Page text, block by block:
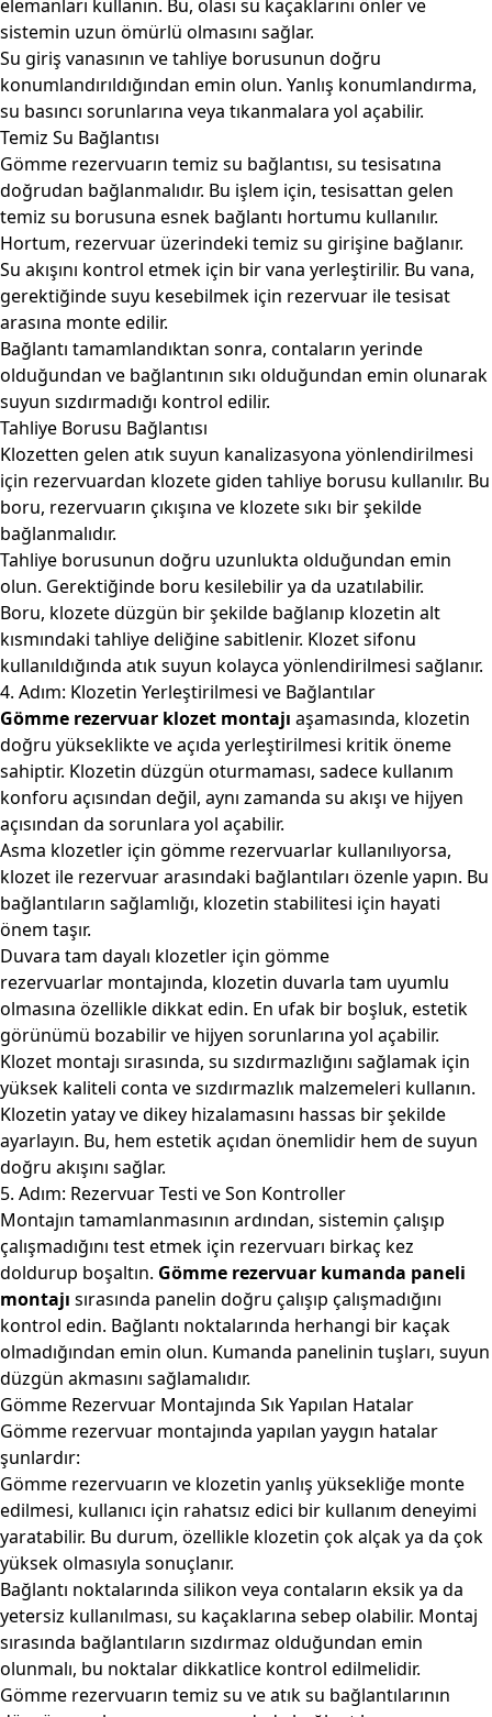
elemanları kullanın. Bu, olası su kaçaklarını önler ve
sistemin uzun ömürlü olmasını sağlar.
Su giriş vanasının ve tahliye borusunun doğru
konumlandırıldığından emin olun. Yanlış konumlandırma,
su basıncı sorunlarına veya tıkanmalara yol açabilir.
Temiz Su Bağlantısı
Gömme rezervuarın temiz su bağlantısı, su tesisatına
doğrudan bağlanmalıdır. Bu işlem için, tesisattan gelen
temiz su borusuna esnek bağlantı hortumu kullanılır.
Hortum, rezervuar üzerindeki temiz su girişine bağlanır.
Su akışını kontrol etmek için bir vana yerleştirilir. Bu vana,
gerektiğinde suyu kesebilmek için rezervuar ile tesisat
arasına monte edilir.
Bağlantı tamamlandıktan sonra, contaların yerinde
olduğundan ve bağlantının sıkı olduğundan emin olunarak
suyun sızdırmadığı kontrol edilir.
Tahliye Borusu Bağlantısı
Klozetten gelen atık suyun kanalizasyona yönlendirilmesi
için rezervuardan klozete giden tahliye borusu kullanılır. Bu
boru, rezervuarın çıkışına ve klozete sıkı bir şekilde
bağlanmalıdır.
Tahliye borusunun doğru uzunlukta olduğundan emin
olun. Gerektiğinde boru kesilebilir ya da uzatılabilir.
Boru, klozete düzgün bir şekilde bağlanıp klozetin alt
kısmındaki tahliye deliğine sabitlenir. Klozet sifonu
kullanıldığında atık suyun kolayca yönlendirilmesi sağlanır.
4. Adım: Klozetin Yerleştirilmesi ve Bağlantılar
Gömme rezervuar klozet montajı aşamasında, klozetin
doğru yükseklikte ve açıda yerleştirilmesi kritik öneme
sahiptir. Klozetin düzgün oturmaması, sadece kullanım
konforu açısından değil, aynı zamanda su akışı ve hijyen
açısından da sorunlara yol açabilir.
Asma klozetler için gömme rezervuarlar kullanılıyorsa,
klozet ile rezervuar arasındaki bağlantıları özenle yapın. Bu
bağlantıların sağlamlığı, klozetin stabilitesi için hayati
önem taşır.
Duvara tam dayalı klozetler için gömme
rezervuarlar montajında, klozetin duvarla tam uyumlu
olmasına özellikle dikkat edin. En ufak bir boşluk, estetik
görünümü bozabilir ve hijyen sorunlarına yol açabilir.
Klozet montajı sırasında, su sızdırmazlığını sağlamak için
yüksek kaliteli conta ve sızdırmazlık malzemeleri kullanın.
Klozetin yatay ve dikey hizalamasını hassas bir şekilde
ayarlayın. Bu, hem estetik açıdan önemlidir hem de suyun
doğru akışını sağlar.
5. Adım: Rezervuar Testi ve Son Kontroller
Montajın tamamlanmasının ardından, sistemin çalışıp
çalışmadığını test etmek için rezervuarı birkaç kez
doldurup boşaltın. Gömme rezervuar kumanda paneli
montajı sırasında panelin doğru çalışıp çalışmadığını
kontrol edin. Bağlantı noktalarında herhangi bir kaçak
olmadığından emin olun. Kumanda panelinin tuşları, suyun
düzgün akmasını sağlamalıdır.
Gömme Rezervuar Montajında Sık Yapılan Hatalar
Gömme rezervuar montajında yapılan yaygın hatalar
şunlardır:
Gömme rezervuarın ve klozetin yanlış yüksekliğe monte
edilmesi, kullanıcı için rahatsız edici bir kullanım deneyimi
yaratabilir. Bu durum, özellikle klozetin çok alçak ya da çok
yüksek olmasıyla sonuçlanır.
Bağlantı noktalarında silikon veya contaların eksik ya da
yetersiz kullanılması, su kaçaklarına sebep olabilir. Montaj
sırasında bağlantıların sızdırmaz olduğundan emin
olunmalı, bu noktalar dikkatlice kontrol edilmelidir.
Gömme rezervuarın temiz su ve atık su bağlantılarının